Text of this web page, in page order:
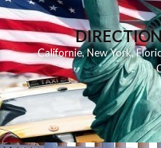
Californie,New York,